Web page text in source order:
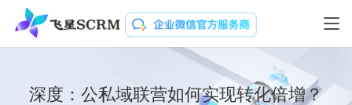
深度：公私域联营如何实现转化倍增？